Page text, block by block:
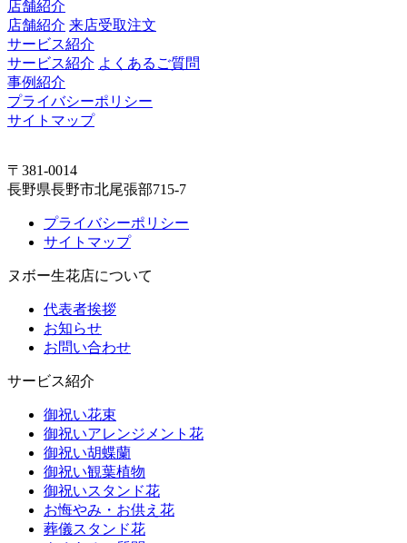
店舗紹介
店舗紹介 来店受取注文
サービス紹介
サービス紹介 よくあるご質問
事例紹介
プライバシーポリシー
サイトマップ
〒381-0014
長野県長野市北尾張部715-7
プライバシーポリシー
サイトマップ
ヌボー生花店について
代表者挨拶
お知らせ
お問い合わせ
サービス紹介
御祝い花束
御祝いアレンジメント花
御祝い胡蝶蘭
御祝い観葉植物
御祝いスタンド花
お悔やみ・お供え花
葬儀スタンド花